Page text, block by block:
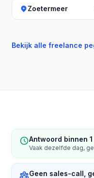
Zoetermeer
Bekijk alle freelance
Antwoord binnen
Vaak dezelfde dag,
Geen sales-call,